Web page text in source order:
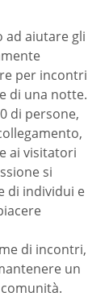
ad aiutare gli
per incontri
di una notte.
di persone,
ai visitatori
si
di individui e
di incontri,
un